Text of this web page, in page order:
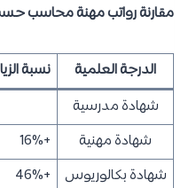
مقارنة رواتب مهنة محاسب
الدرجة العلمية نسبة
شهادة مدرسية
شهادة مهنية
+16%
شهادة بكالوريوس
+46%